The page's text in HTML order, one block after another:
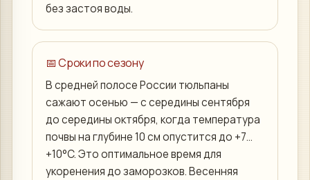
без застоя воды.
📅 Сроки по сезону
В средней полосе России тюльпаны
сажают осенью — с середины сентября
до середины октября, когда температура
почвы на глубине 10 см опустится до +7…
+10°C. Это оптимальное время для
укоренения до заморозков. Весенняя